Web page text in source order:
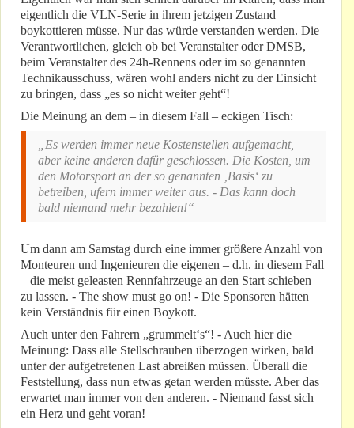
eigentlich die VLN-Serie in ihrem jetzigen Zustand
boykottieren müsse. Nur das würde verstanden werden. Die
Verantwortlichen, gleich ob bei Veranstalter oder DMSB,
beim Veranstalter des 24h-Rennens oder im so genannten
Technikausschuss, wären wohl anders nicht zu der Einsicht
zu bringen, dass „es so nicht weiter geht“!
Die Meinung an dem – in diesem Fall – eckigen Tisch:
„Es werden immer neue Kostenstellen aufgemacht,
aber keine anderen dafür geschlossen. Die Kosten, um
den Motorsport an der so genannten ‚Basis‘ zu
betreiben, ufern immer weiter aus. - Das kann doch
bald niemand mehr bezahlen!“
Um dann am Samstag durch eine immer größere Anzahl von
Monteuren und Ingenieuren die eigenen – d.h. in diesem Fall
– die meist geleasten Rennfahrzeuge an den Start schieben
zu lassen. - The show must go on! - Die Sponsoren hätten
kein Verständnis für einen Boykott.
Auch unter den Fahrern „grummelt‘s“! - Auch hier die
Meinung: Dass alle Stellschrauben überzogen wirken, bald
unter der aufgetretenen Last abreißen müssen. Überall die
Feststellung, dass nun etwas getan werden müsste. Aber das
erwartet man immer von den anderen. - Niemand fasst sich
ein Herz und geht voran!